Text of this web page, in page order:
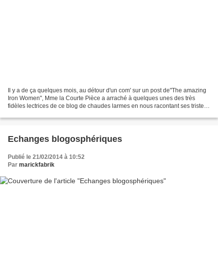
Il y a de ça quelques mois, au détour d'un com' sur un post de"The amazing
Iron Women", Mme la Courte Pièce a arraché à quelques unes des très
fidèles lectrices de ce blog de chaudes larmes en nous racontant ses tristes
Echanges blogosphériques
Publié le 21/02/2014 à 10:52
Par marickfabrik